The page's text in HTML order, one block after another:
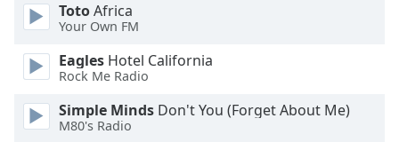
Text
Color
Opacity
TotoAfrica
Your Own FM
Eagles Hotel California
Rock Me Radio
Simple Minds Don't You (Forget About Me)
M80's Radio